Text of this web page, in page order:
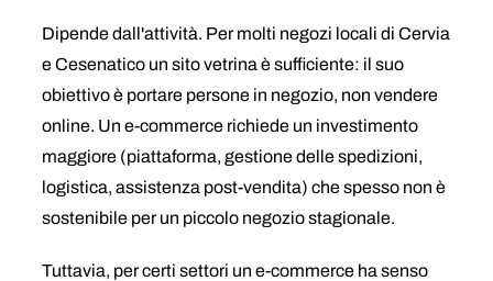
Dipende dall'attività. Per molti negozi locali di Cervia
e Cesenatico un sito vetrina è sufficiente: il suo
obiettivo è portare persone in negozio, non vendere
online. Un e-commerce richiede un investimento
maggiore (piattaforma, gestione delle spedizioni,
logistica, assistenza post-vendita) che spesso non è
sostenibile per un piccolo negozio stagionale.
Tuttavia, per certi settori un e-commerce ha senso